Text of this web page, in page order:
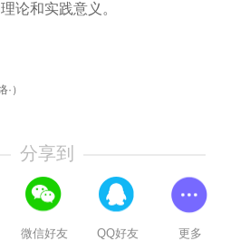
论和实践意义。
）
分享到
微信好友 QQ好友 更多